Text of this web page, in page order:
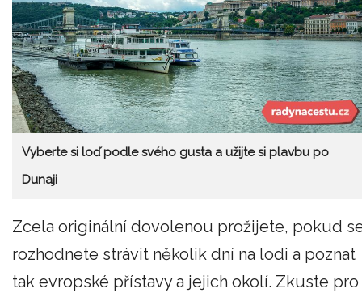
Vyberte si loď podle svého gusta a užijte si plavbu po
Dunaji
Zcela originální dovolenou prožijete, pokud
rozhodnete strávit několik dní na lodi a poznat
tak evropské přístavy a jejich okolí. Zkuste pro